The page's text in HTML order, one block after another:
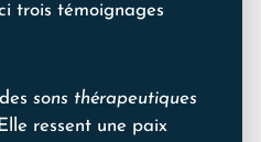
trois témoignages
sons thérapeutiques
ressent une paix